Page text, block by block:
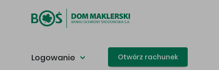
Logowanie Otwórz rachunek